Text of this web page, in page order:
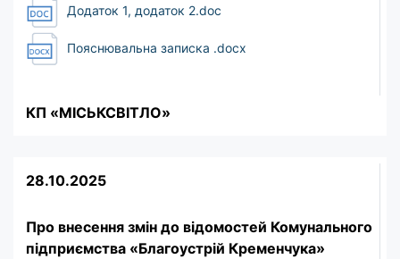
Додаток 1, додаток 2.doc
Пояснювальна записка .docx
КП «МІСЬКСВІТЛО»
28.10.2025
Про внесення змін до відомостей Комунального
підприємства «Благоустрій Кременчука»